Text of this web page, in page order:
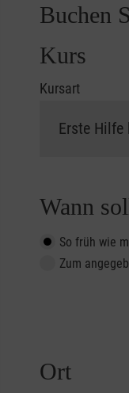
Buchen
Kurs
Kursart
Wann
So früh wie
Zum
Ort